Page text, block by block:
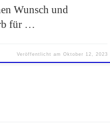
Wunsch und
für …
Veröffentlicht am Oktober 12, 2023